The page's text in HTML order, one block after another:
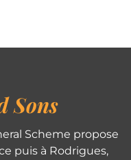
Sons
Scheme propose
puis à Rodrigues,